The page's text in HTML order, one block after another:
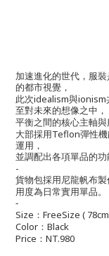
加速進化的世代，服
的都市視覺，
此次idealism與ionism
至對未來的想像之中，
平衡之間的核心主軸
大部採用 Teflon彈性
運用，
並調配出各項單品的功
-
貨物包採用尼龍帆布
用度為日常實用單品。
-
Size ： FreeSize (
Color ： Black
Price ： NT.980